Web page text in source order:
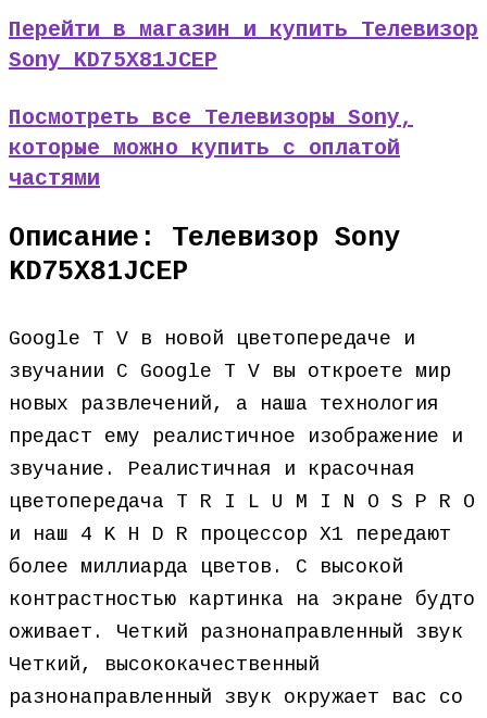
Перейти в магазин и купить Телевизор
Sony KD75X81JCEP
Посмотреть все Телевизоры Sony,
которые можно купить с оплатой
частями
Описание: Телевизор Sony
KD75X81JCEP
Google T V в новой цветопередаче и
звучании С Google T V вы откроете мир
новых развлечений, а наша технология
предаст ему реалистичное изображение и
звучание. Реалистичная и красочная
цветопередача T R I L U M I N O S P R O
и наш 4 K H D R процессор X1 передают
более миллиарда цветов. С высокой
контрастностью картинка на экране будто
оживает. Четкий разнонаправленный звук
Четкий, высококачественный
разнонаправленный звук окружает вас со